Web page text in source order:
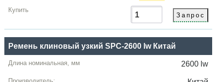
Ремень клиновый узкий SPC-2600 lw Китай
2600 lw